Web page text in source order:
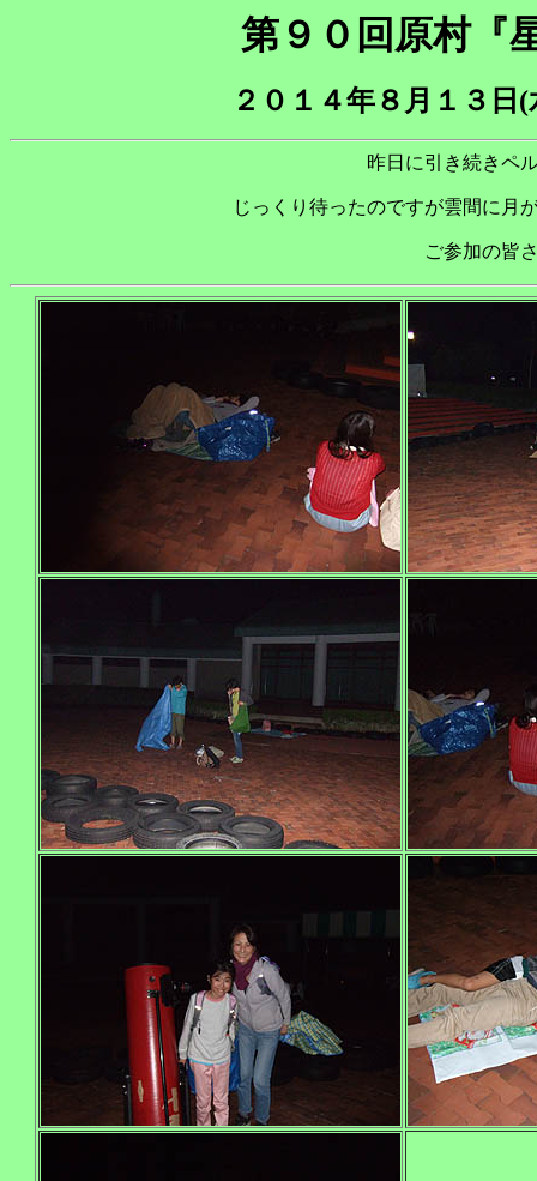
第９０回原村『
２０１４年８月１３
昨日に引き続きペ
じっくり待ったのですが雲間に月
ご参加の皆